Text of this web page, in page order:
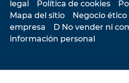
legal
Política de cookies
Mapa del sitio
Negocio ético
empresa
D No vender ni
información personal